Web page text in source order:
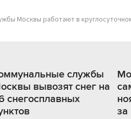
Москвы работают в
службы
вывозят снег на
снегосплавных
за